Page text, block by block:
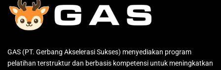
GAS (PT. Gerbang Akselerasi Sukses) menyediakan program
pelatihan terstruktur dan berbasis kompetensi untuk meningkatkan